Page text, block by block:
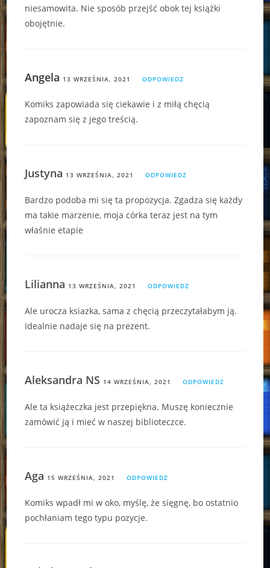
niesamowita. Nie sposób przejść obok tej książki
obojętnie.
Angela 13 WRZEŚNIA, 2021 ODPOWIEDZ
Komiks zapowiada się ciekawie i z miłą chęcią
zapoznam się z jego treścią.
Justyna 13 WRZEŚNIA, 2021 ODPOWIEDZ
Bardzo podoba mi się ta propozycja. Zgadza się każdy
ma takie marzenie, moja córka teraz jest na tym
właśnie etapie
Lilianna 13 WRZEŚNIA, 2021 ODPOWIEDZ
Ale urocza ksiazka, sama z chęcią przeczytałabym ją.
Idealnie nadaje się na prezent.
Aleksandra NS 14 WRZEŚNIA, 2021 ODPOWIEDZ
Ale ta książeczka jest przepiękna. Muszę koniecznie
zamówić ją i mieć w naszej biblioteczce.
Aga 15 WRZEŚNIA, 2021 ODPOWIEDZ
Komiks wpadł mi w oko, myślę, że sięgnę, bo ostatnio
pochłaniam tego typu pozycje.